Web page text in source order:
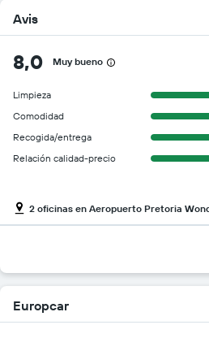
Avis
8,0 Muy bueno
Limpieza
Comodidad
Recogida/entrega
Relación calidad-precio
Europcar